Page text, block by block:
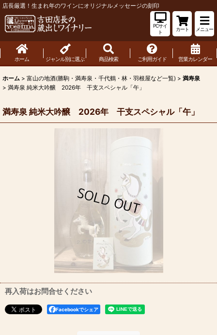
店長厳選！生まれ年のワインにオリジナルメッセージの刻印
PCサイ
ト
カート メニュー
ホーム ジャンル別に選ぶ 商品検索 ご利用ガイド 営業カレンダー
ホーム > 富山の地酒(勝駒・満寿泉・千代鶴・林・羽根屋など一覧) > 満寿泉
> 満寿泉 純米大吟醸 2026年 干支スペシャル「午」
満寿泉 純米大吟醸 2026年 干支スペシャル「午」
再入荷はお問合せください
Facebookでシェア